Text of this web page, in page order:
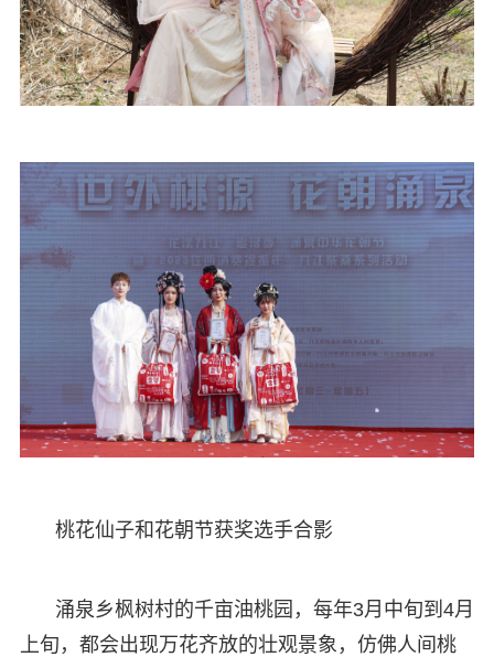
桃花仙子和花朝节获奖选手合影
涌泉乡枫树村的千亩油桃园，每年3月中旬到4月
上旬，都会出现万花齐放的壮观景象，仿佛人间桃